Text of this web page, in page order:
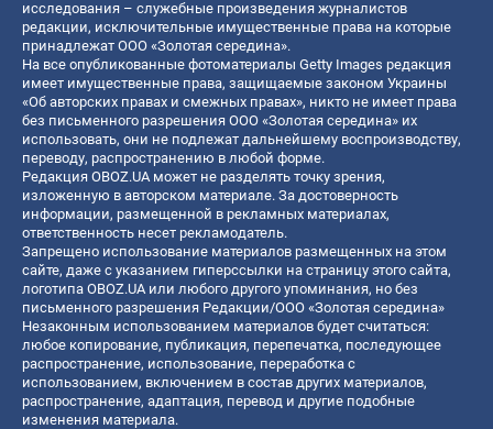
исследования – служебные произведения журналистов
редакции, исключительные имущественные права на которые
принадлежат ООО «Золотая середина».
На все опубликованные фотоматериалы Getty Images редакция
имеет имущественные права, защищаемые законом Украины
«Об авторских правах и смежных правах», никто не имеет права
без письменного разрешения ООО «Золотая середина» их
использовать, они не подлежат дальнейшему воспроизводству,
переводу, распространению в любой форме.
Редакция OBOZ.UA может не разделять точку зрения,
изложенную в авторском материале. За достоверность
информации, размещенной в рекламных материалах,
ответственность несет рекламодатель.
Запрещено использование материалов размещенных на этом
сайте, даже с указанием гиперссылки на страницу этого сайта,
логотипа OBOZ.UA или любого другого упоминания, но без
письменного разрешения Редакции/ООО «Золотая середина»
Незаконным использованием материалов будет считаться:
любое копирование, публикация, перепечатка, последующее
распространение, использование, переработка с
использованием, включением в состав других материалов,
распространение, адаптация, перевод и другие подобные
изменения материала.